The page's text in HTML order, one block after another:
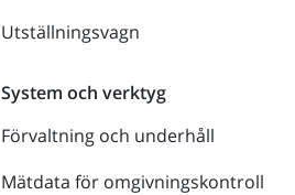
Utställningsvagn
System och verktyg
Förvaltning och underhåll
Mätdata för omgivningskontroll